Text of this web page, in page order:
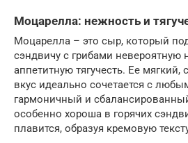
Моцарелла: нежность и
Моцарелла – это сыр, который
сэндвичу с грибами невероятную
аппетитную тягучесть. Ее мягкий,
вкус идеально сочетается с
гармоничный и
особенно хороша в горячих
плавится, образуя кремовую